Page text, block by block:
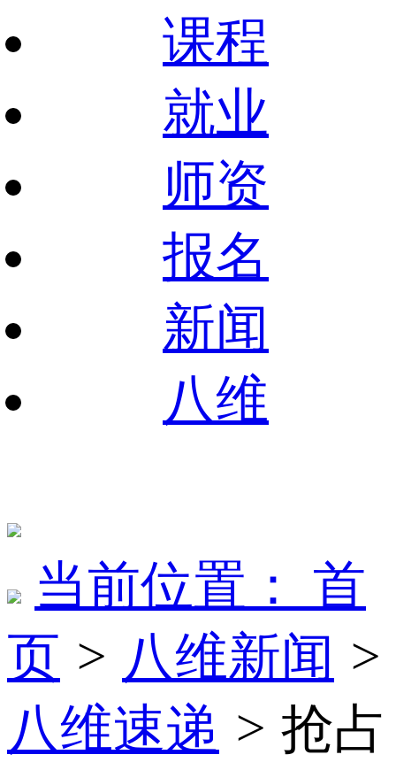
课程
就业
师资
报名
新闻
八维
当前位置： 首
页 > 八维新闻 >
八维速递 > 抢占